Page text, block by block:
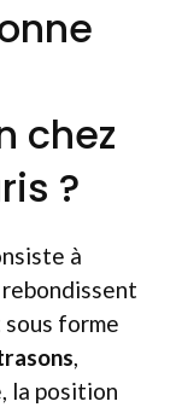
chez
?
à
forme
,
la position